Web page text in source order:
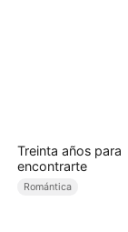
Treinta años para
encontrarte
Romántica